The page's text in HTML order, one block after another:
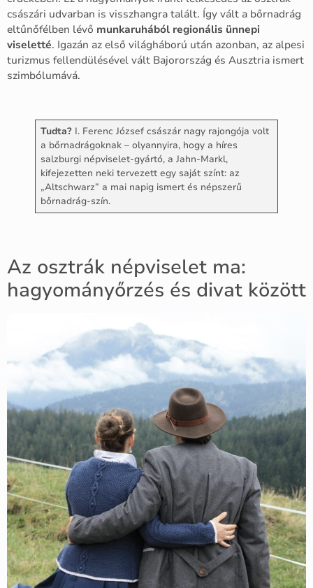
császári udvarban is visszhangra talált. Így vált a bőrnadrág
eltűnőfélben lévő munkaruhából regionális ünnepi
viseletté. Igazán az első világháború után azonban, az alpesi
turizmus fellendülésével vált Bajorország és Ausztria ismert
szimbólumává.
Tudta?I. Ferenc József császár nagy rajongója volt
a bőrnadrágoknak – olyannyira, hogy a híres
salzburgi népviselet-gyártó, a Jahn-Markl,
kifejezetten neki tervezett egy saját színt: az
„Altschwarz” a mai napig ismert és népszerű
bőrnadrág-szín.
Az osztrák népviselet ma:
hagyományőrzés és divat között